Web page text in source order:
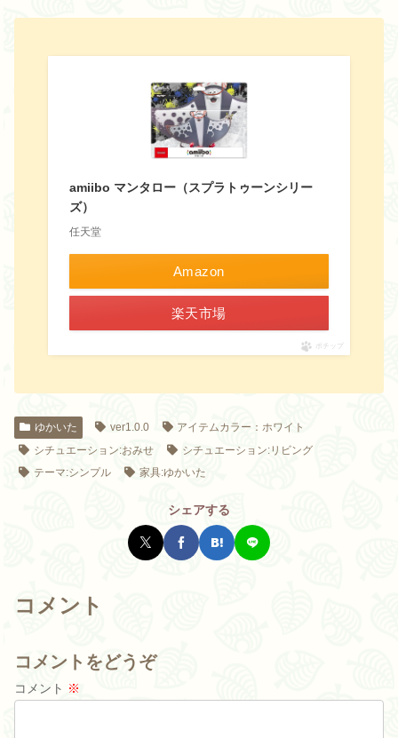
amiibo マンタロー（スプラトゥーンシリー
ズ）
任天堂
Amazon
楽天市場
ポチップ
ゆかいた ver1.0.0
アイテムカラー：ホワイト
シチュエーション:おみせ
シチュエーション:リビング
テーマ:シンプル
家具:ゆかいた
シェアする
コメント
コメントをどうぞ
コメント ※